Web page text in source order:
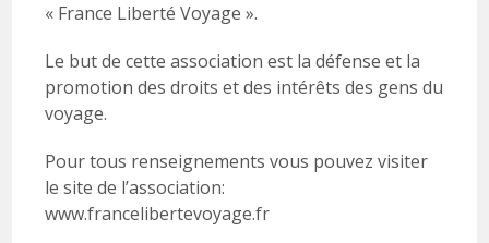
« France Liberté Voyage ».
Le but de cette association est la défense et la
promotion des droits et des intérêts des gens du
voyage.
Pour tous renseignements vous pouvez visiter
le site de l’association:
www.francelibertevoyage.fr